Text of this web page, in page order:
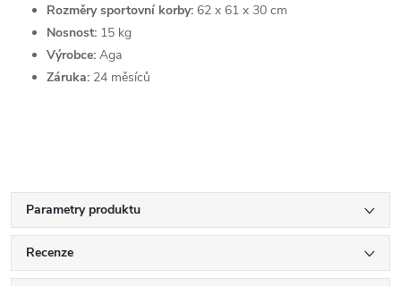
Rozměry sportovní korby: 62 x 61 x 30 cm
Nosnost: 15 kg
Výrobce: Aga
Záruka: 24 měsíců
Parametry produktu
Recenze